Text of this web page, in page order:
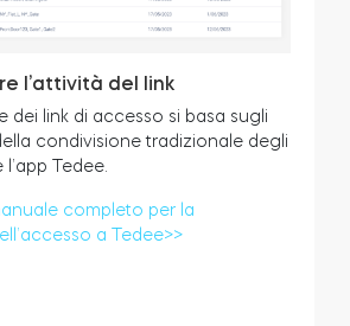
l’attività del link
dei link di accesso si basa sugli
condivisione tradizionale degli
Tedee.
completo per la
a Tedee>>